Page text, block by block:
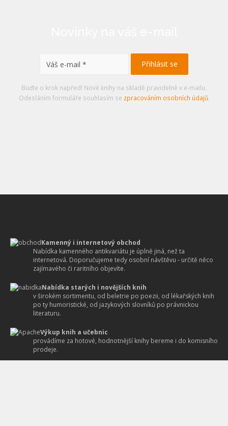
Buďte o krok napřed! Nové knihy na skladě pravidelně v e-mailu.
Odesláním formuláře souhlasím se zpracováním osobních údajů.
Kamenný i internetový obchod
Nabídka kamenného antikvariátu je úplně jiná, než ta
internetová. Doporučujeme tedy osobní návštěvu - určitě něco
zajímavého či raritního objevíte.
Nabídka starých i novějších knih
v širokém sortimentu, od beletrie po poezii, od lékařských knih
po ty humoristické, od jazykových slovníků po právnickou
literaturu.
Výkup knih a učebnic
provádíme za hotové, hodnotnější knihy bereme i do komisního
prodeje.